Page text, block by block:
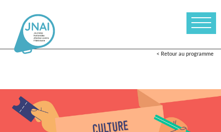
< Retour au programme